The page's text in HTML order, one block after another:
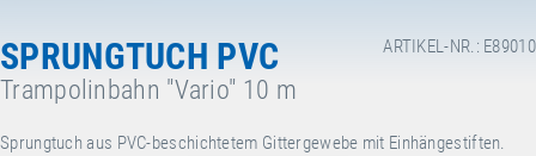
ARTIKEL-NR.: E89010
SPRUNGTUCH PVC
Trampolinbahn "Vario" 10 m
Sprungtuch aus PVC-beschichtetem Gittergewebe mit Einhängestiften.